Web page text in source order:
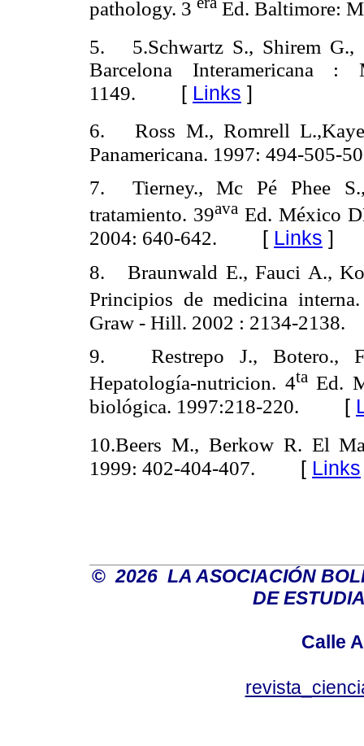
pathology. 3
Ed. Baltimore:
5. 5.Schwartz S., Shirem G.,
Barcelona Interamericana :
1149. [ Links ]
6. Ross M., Romrell
Panamericana. 1997: 494-505-
7. Tierney., Mc Pé Phee
tratamiento. 39ava Ed. México
2004: 640-642. [ Links ]
8. Braunwald E., Fauci A.,
Principios de medicina
Graw - Hill. 2002 : 2134-2138.
9. Restrepo J., Botero.,
Hepatología-nutricion. 4taEd.
biológica. 1997:218-220. [
10.Beers M., Berkow R. El
1999: 402-404-407. [ Links
© 2026 LA ASOCIACIÓN
DE
Calle